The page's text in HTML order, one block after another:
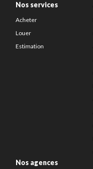
Nos services
Acheter
Louer
Estimation
Nos agences